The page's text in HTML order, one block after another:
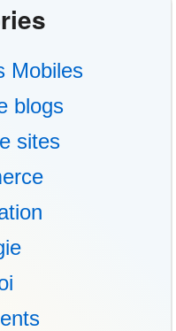
Mobiles
blogs
sites